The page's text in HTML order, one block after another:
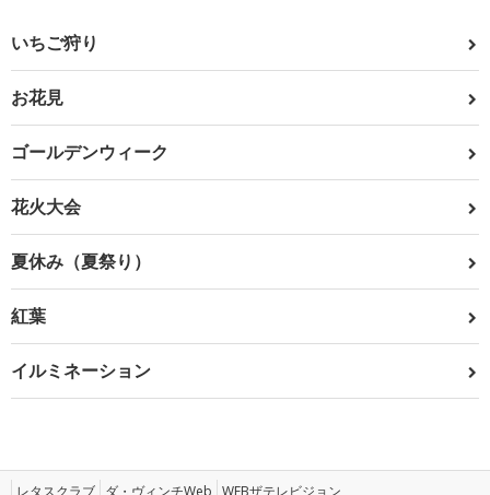
いちご狩り
お花見
ゴールデンウィーク
花火大会
夏休み（夏祭り）
紅葉
イルミネーション
レタスクラブ ダ・ヴィンチWeb WEBザテレビジョン